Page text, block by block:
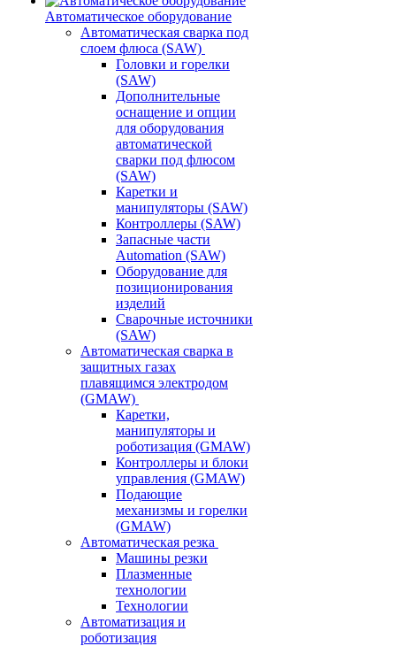
Автоматическое оборудование
Автоматическая сварка под
слоем флюса (SAW)
Головки и горелки
(SAW)
Дополнительные
оснащение и опции
для оборудования
автоматической
сварки под флюсом
(SAW)
Каретки и
манипуляторы (SAW)
Контроллеры (SAW)
Запасные части
Automation (SAW)
Оборудование для
позиционирования
изделий
Сварочные источники
(SAW)
Автоматическая сварка в
защитных газах
плавящимся электродом
(GMAW)
Каретки,
манипуляторы и
роботизация (GMAW)
Контроллеры и блоки
управления (GMAW)
Подающие
механизмы и горелки
(GMAW)
Автоматическая резка
Машины резки
Плазменные
технологии
Технологии
Автоматизация и
роботизация